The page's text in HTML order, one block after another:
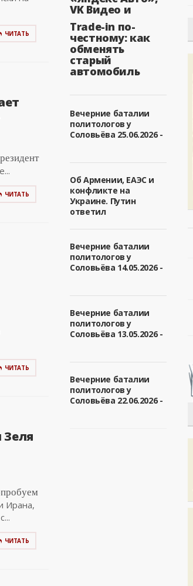
ЧИТАТЬ
ЧИТАТЬ
ЧИТАТЬ
Зеля
Ирана,
ЧИТАТЬ
VK Видео и
Trade-in по-
честному: как
обменять
старый
автомобиль
Вечерние баталии
политологов у
Соловьёва 25.06.2026 -
Об Армении, ЕАЭС и
конфликте на
Украине. Путин
ответил
Вечерние баталии
политологов у
Соловьёва 14.05.2026 -
Вечерние баталии
политологов у
Соловьёва 13.05.2026 -
Вечерние баталии
политологов у
Соловьёва 22.06.2026 -